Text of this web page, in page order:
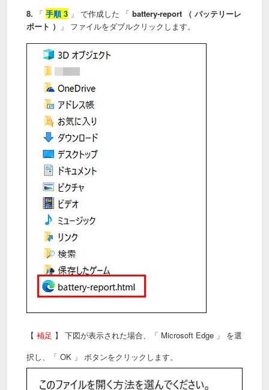
8. 「 手順 3 」 で作成した 「 battery-report （ バッテリーレ
ポート ）
」 ファイルをダブルクリックします。
【 補足 】 下図が表示された場合、「 Microsoft Edge 」 を選
択し、「 OK 」 ボタンをクリックします。